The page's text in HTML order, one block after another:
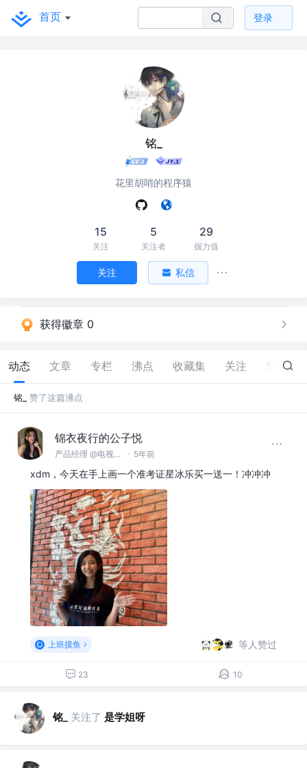
首页 登录
铭_
花里胡哨的程序猿
15
关注
5
关注者
29
掘力值
关注 私信
获得徽章 0
动态 文章 专栏 沸点 收藏集 关注 76
铭_ 赞了这篇沸点
锦衣夜行的公子悦
产品经理 @电视有什么好看的 · 5年前
xdm，今天在手上画一个准考证星冰乐买一送一！冲冲冲
上班摸鱼 等人赞过
23 10
铭_ 关注了 是学姐呀